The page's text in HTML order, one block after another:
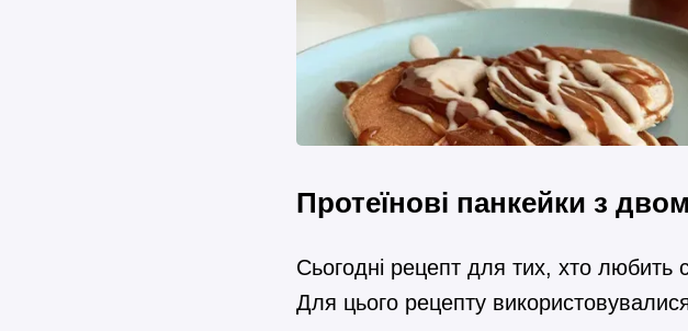
Протеїнові панкейки з
Сьогодні рецепт для тих, хто любить
Для цього рецепту